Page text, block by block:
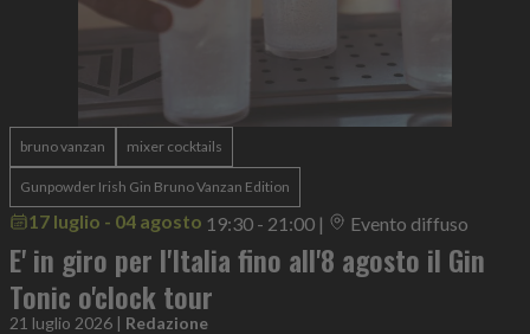
bruno vanzan mixer cocktails
Gunpowder Irish Gin Bruno Vanzan Edition
17 luglio - 04 agosto 19:30 - 21:00 | Evento diffuso
E' in giro per l'Italia fino all'8 agosto il Gin
Tonic o'clock tour
21 luglio 2026 | Redazione